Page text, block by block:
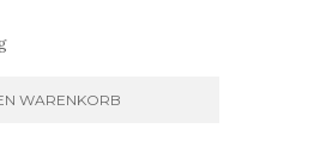
WARENKORB